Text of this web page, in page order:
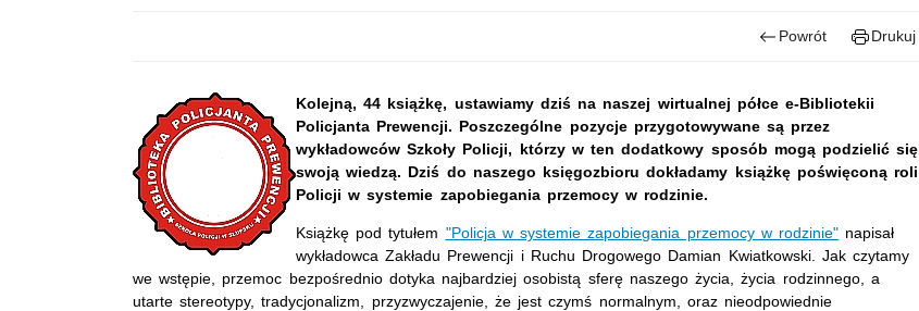
Powrót Drukuj
Kolejną, 44 książkę, ustawiamy dziś na naszej wirtualnej półce e-Bibliotekii
Policjanta Prewencji. Poszczególne pozycje przygotowywane są przez
wykładowców Szkoły Policji, którzy w ten dodatkowy sposób mogą podzielić się
swoją wiedzą. Dziś do naszego księgozbioru dokładamy książkę poświęconą roli
Policji w systemie zapobiegania przemocy w rodzinie.
Książkę pod tytułem "Policja w systemie zapobiegania przemocy w rodzinie" napisał
wykładowca Zakładu Prewencji i Ruchu Drogowego Damian Kwiatkowski. Jak czytamy
we wstępie, przemoc bezpośrednio dotyka najbardziej osobistą sferę naszego życia, życia rodzinnego, a
utarte stereotypy, tradycjonalizm, przyzwyczajenie, że jest czymś normalnym, oraz nieodpowiednie